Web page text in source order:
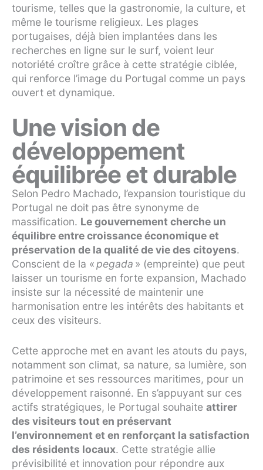
tourisme, telles que la gastronomie, la culture, et
même le tourisme religieux. Les plages
portugaises, déjà bien implantées dans les
recherches en ligne sur le surf, voient leur
notoriété croître grâce à cette stratégie ciblée,
qui renforce l’image du Portugal comme un pays
ouvert et dynamique.
Une vision de
développement
équilibrée et durable
Selon Pedro Machado, l’expansion touristique du
Portugal ne doit pas être synonyme de
massification. Le gouvernement cherche un
équilibre entre croissance économique et
préservation de la qualité de vie des citoyens.
Conscient de la «pegada » (empreinte) que peut
laisser un tourisme en forte expansion, Machado
insiste sur la nécessité de maintenir une
harmonisation entre les intérêts des habitants et
ceux des visiteurs.
Cette approche met en avant les atouts du pays,
notamment son climat, sa nature, sa lumière, son
patrimoine et ses ressources maritimes, pour un
développement raisonné. En s’appuyant sur ces
actifs stratégiques, le Portugal souhaite attirer
des visiteurs tout en préservant
l’environnement et en renforçant la satisfaction
des résidents locaux. Cette stratégie allie
prévisibilité et innovation pour répondre aux